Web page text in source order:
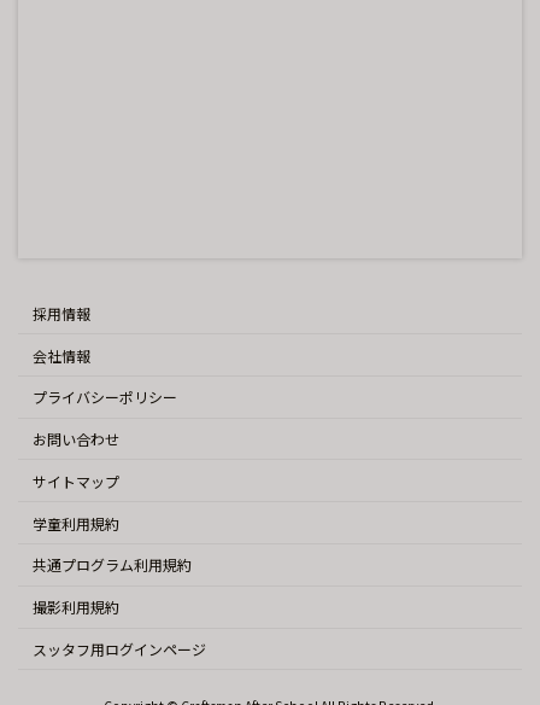
採用情報
会社情報
プライバシーポリシー
お問い合わせ
サイトマップ
学童利用規約
共通プログラム利用規約
撮影利用規約
スッタフ用ログインページ